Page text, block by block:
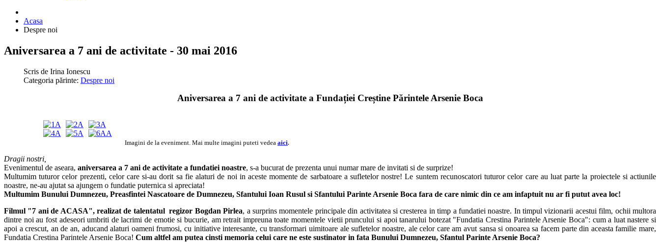
Acasa
Despre noi
Aniversarea a 7 ani de activitate - 30 mai 2016
Scris de Irina Ionescu
Categoria părinte: Despre noi
Aniversarea a 7 ani de activitate a Fundației Creștine Părintele Arsenie Boca
Imagini de la eveniment. Mai multe imagini puteti vedea aici.
Dragii nostri,
Evenimentul de aseara, aniversarea a 7 ani de activitate a fundatiei noastre, s-a bucurat de prezenta unui numar mare de invitati si de surprize!
Multumim tuturor celor prezenti, celor care si-au dorit sa fie alaturi de noi in aceste momente de sarbatoare a sufletelor nostre! Le suntem recunoscatori tuturor celor care au luat parte la proiectele si actiunile
noastre, ne-au ajutat sa ajungem o fundatie puternica si apreciata!
Multumim Bunului Dumnezeu, Preasfintei Nascatoare de Dumnezeu, Sfantului Ioan Rusul si Sfantului Parinte Arsenie Boca fara de care nimic din ce am infaptuit nu ar fi putut avea loc!
Filmul "7 ani de ACASA", realizat de talentatul regizor Bogdan Pirlea, a surprins momentele principale din activitatea si cresterea in timp a fundatiei noastre. In timpul vizionarii acestui film, ochii multora
dintre noi au fost adeseori umbriti de lacrimi de emotie si bucurie, am retrait impreuna toate momentele vietii pruncului si apoi tanarului botezat "Fundatia Crestina Parintele Arsenie Boca": cum a luat nastere si
apoi a crescut, an de an, aducand alaturi oameni frumosi, cu initiative interesante, cu transformari uimitoare ale sufletelor noastre, ale celor care am avut sansa si onoarea sa facem parte din aceasta familie mare,
Fundatia Crestina Parintele Arsenie Boca! Cum altfel am putea cinsti memoria celui care ne este sustinator in fata Bunului Dumnezeu, Sfantul Parinte Arsenie Boca?